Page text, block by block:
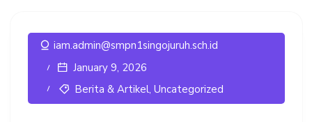
iam.admin@smpn1singojuruh.sch.id
January 9, 2026
Berita & Artikel, Uncategorized